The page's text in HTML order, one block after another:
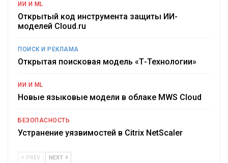
ИИ И ML
Открытый код инструмента защиты ИИ-
моделей Cloud.ru
ПОИСК И РЕКЛАМА
Открытая поисковая модель «Т-Технологии»
ИИ И ML
Новые языковые модели в облаке MWS Cloud
БЕЗОПАСНОСТЬ
Устранение уязвимостей в Citrix NetScaler
PREV NEXT